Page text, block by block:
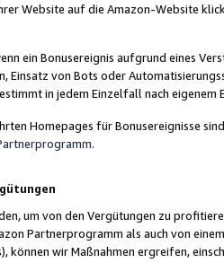
Website auf die Amazon-Website
ein Bonusereignis aufgrund eines
Einsatz von Bots oder
in jedem Einzelfall nach
Homepages für Bonusereignisse
.
um von den Vergütungen zu
Partnerprogramm als auch von
wir Maßnahmen ergreifen,